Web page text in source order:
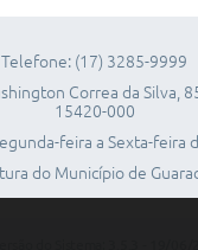
Telefone: (17) 3285-9999
Correa da Silva,
15420-000
feira a Sexta-feira
do Município de